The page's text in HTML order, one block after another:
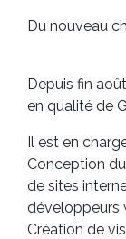
Du nouveau
Depuis fin
en qualité de
Il est en
Conception
de sites
développeurs
Création de